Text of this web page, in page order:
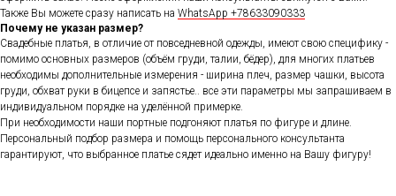
Также Вы можете сразу написать на WhatsApp +78633090333
Почему не указан размер?
Свадебные платья, в отличие от повседневной одежды, имеют свою специфику -
помимо основных размеров (объём груди, талии, бёдер), для многих платьев
необходимы дополнительные измерения - ширина плеч, размер чашки, высота
груди, обхват руки в бицепсе и запястье.. все эти параметры мы запрашиваем в
индивидуальном порядке на уделённой примерке.
При необходимости наши портные подгоняют платья по фигуре и длине.
Персональный подбор размера и помощь персонального консультанта
гарантируют, что выбранное платье сядет идеально именно на Вашу фигуру!